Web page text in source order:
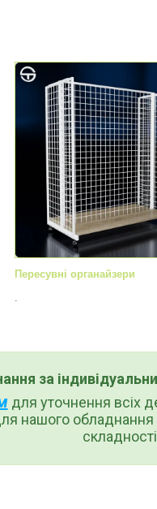
Пересувні органайзери
за
для уточнення всіх
нашого